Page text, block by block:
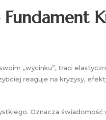
Fundament
„wycinku”, traci
reaguje na kryzysy,
Oznacza świadomość